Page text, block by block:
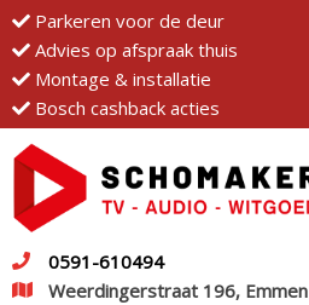
Parkeren voor de deur
Advies op afspraak thuis
Montage & installatie
Bosch cashback acties
0591-610494
Weerdingerstraat 196, Emmen